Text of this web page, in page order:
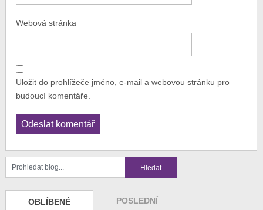
Webová stránka
Uložit do prohlížeče jméno, e-mail a webovou stránku pro
budoucí komentáře.
OBLÍBENÉ POSLEDNÍ